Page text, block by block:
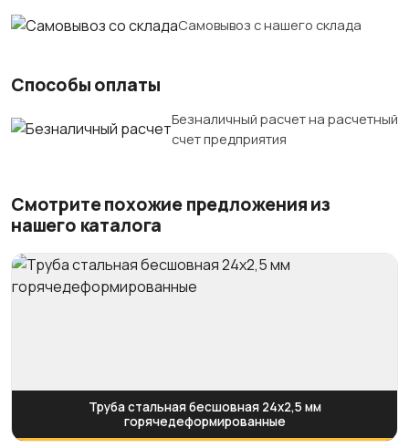
Самовывоз с нашего склада
Способы оплаты
Безналичный расчет на расчетный
счет предприятия
Смотрите похожие предложения из
нашего каталога
Труба стальная бесшовная 24х2,5 мм
горячедеформированные